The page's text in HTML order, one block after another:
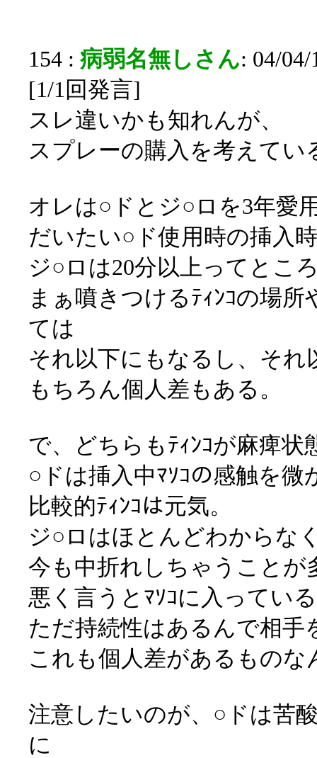
154 : 病弱名無しさん: 04/
[1/1回発言]
スレ違いかも知れんが、
スプレーの購入を考えてい
オレは○ドとジ○ロを3年愛
だいたい○ド使用時の挿入
ジ○ロは20分以上ってとこ
まぁ噴きつけるﾃｨﾝｺの場
ては
それ以下にもなるし、それ
もちろん個人差もある。
で、どちらもﾃｨﾝｺが麻痺状
○ドは挿入中ﾏｿｺの感触を
比較的ﾃｨﾝｺは元気。
ジ○ロはほとんどわからな
今も中折れしちゃうことが
悪く言うとﾏｿｺに入ってい
ただ持続性はあるんで相手
これも個人差があるものな
注意したいのが、○ドは苦
に